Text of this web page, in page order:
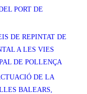
PORT DE
DE REPINTAT DE
A LES VIES
DE POLLENÇA
DE LA
BALEARS,